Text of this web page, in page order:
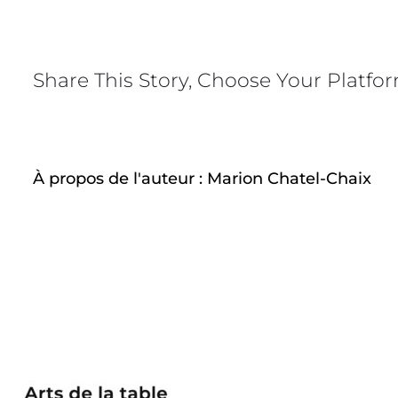
Share This Story, Choose Your
À propos de l'auteur : Marion Chatel-Chaix